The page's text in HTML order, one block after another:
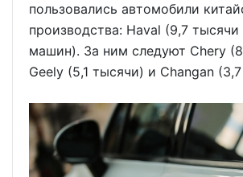
пользовались автомобили
производства: Haval (9,7
машин). За ним следуют Chery
Geely (5,1 тысячи) и Changan